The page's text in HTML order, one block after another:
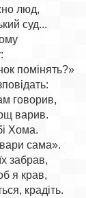
люд,
суд...
помінять?»
говорив,
варив.
Хома.
сама».
забрав,
я крав,
крадіть.